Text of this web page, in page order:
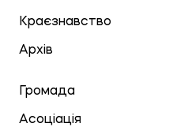
Краєзнавство
Архів
Громада
Асоціація